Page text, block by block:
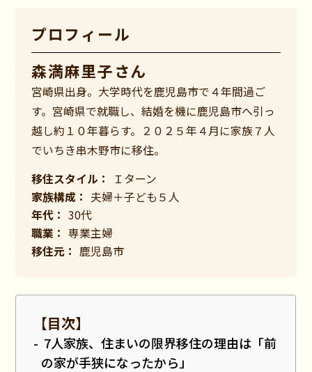
プロフィール
森満麻里子さん
宮崎県出身。大学時代を鹿児島市で４年間過ご
す。宮崎県で就職し、結婚を機に鹿児島市へ引っ
越し約１０年暮らす。２０２５年４月に家族７人
でいちき串木野市に移住。
移住スタイル：
Ｉターン
家族構成： 夫婦＋子ども５人
年代： 30代
職業： 専業主婦
移住元： 鹿児島市
【目次】
7人家族、住まいの限界――移住の理由は「前
の家が手狭になったから」